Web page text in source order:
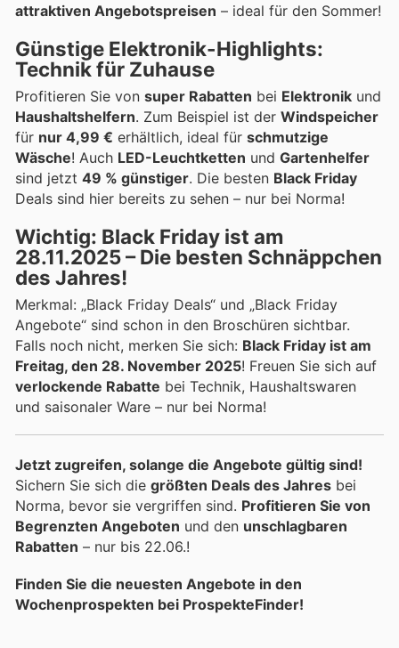
attraktiven Angebotspreisen – ideal für den Sommer!
Günstige Elektronik-Highlights:
Technik für Zuhause
Profitieren Sie von super Rabatten bei Elektronik und
Haushaltshelfern. Zum Beispiel ist der Windspeicher
für nur 4,99 € erhältlich, ideal für schmutzige
Wäsche! Auch LED-Leuchtketten und Gartenhelfer
sind jetzt 49 % günstiger. Die besten Black Friday
Deals sind hier bereits zu sehen – nur bei Norma!
Wichtig: Black Friday ist am
28.11.2025 – Die besten Schnäppchen
des Jahres!
Merkmal: „Black Friday Deals“ und „Black Friday
Angebote“ sind schon in den Broschüren sichtbar.
Falls noch nicht, merken Sie sich: Black Friday ist am
Freitag, den 28. November 2025! Freuen Sie sich auf
verlockende Rabatte bei Technik, Haushaltswaren
und saisonaler Ware – nur bei Norma!
Jetzt zugreifen, solange die Angebote gültig sind!
Sichern Sie sich die größten Deals des Jahres bei
Norma, bevor sie vergriffen sind. Profitieren Sie von
Begrenzten Angeboten und den unschlagbaren
Rabatten – nur bis 22.06.!
Finden Sie die neuesten Angebote in den
Wochenprospekten bei ProspekteFinder!